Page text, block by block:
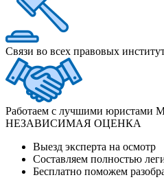
Связи во всех правовых
Работаем с лучшими юристами
НЕЗАВИСИМАЯ ОЦЕНКА
Выезд эксперта на осмотр
Составляем полностью
Бесплатно поможем